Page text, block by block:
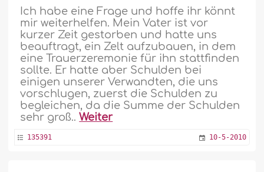
Ich habe eine Frage und hoffe ihr könnt
mir weiterhelfen. Mein Vater ist vor
kurzer Zeit gestorben und hatte uns
beauftragt, ein Zelt aufzubauen, in dem
eine Trauerzeremonie für ihn stattfinden
sollte. Er hatte aber Schulden bei
einigen unserer Verwandten, die uns
vorschlugen, zuerst die Schulden zu
begleichen, da die Summe der Schulden
sehr groß..Weiter
135391 10-5-2010